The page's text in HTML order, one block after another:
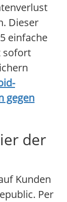
Dieser
einfache
sofort
gegen
der
Kunden
Per